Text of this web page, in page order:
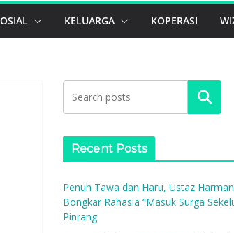
KELUARGA KOPERASI
Search
Recent Posts
Penuh Tawa dan Haru, Ustaz
Bongkar Rahasia “Masuk Surga
Pinrang